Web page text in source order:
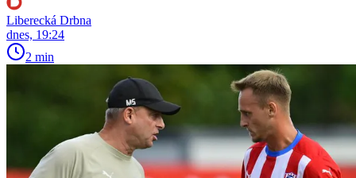
Liberecká Drbna
dnes, 19:24
2 min